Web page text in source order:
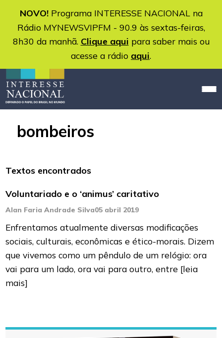
NOVO!Programa INTERESSE NACIONAL na
Rádio MYNEWSVIPFM - 90.9 às sextas-feiras,
8h30 da manhã. Clique aqui para saber mais ou
acesse a rádio aqui.
bombeiros
Textos encontrados
Voluntariado e o ‘animus’ caritativo
Alan Faria Andrade Silva05 abril 2019
Enfrentamos atualmente diversas modificações
sociais, culturais, econômicas e ético-morais. Dizem
que vivemos como um pêndulo de um relógio: ora
vai para um lado, ora vai para outro, entre [leia
mais]